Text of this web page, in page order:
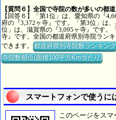
【質問６】全国で寺院の数が多いの都
【回答６】「第1位」は、愛知県の『
府の『3,372ヶ寺』です。「第3位」は
位」は、滋賀県の『3,095ヶ寺』です。
寺』です。全国の都道府県別寺院ラン
できます。都道府県別寺院数ランキング
寺院数順位(面積100平方Km当たり)
スマートフォンで使うに
このページをス